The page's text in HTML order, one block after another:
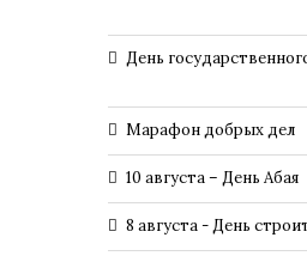
День
Марафон добрых дел
10 августа – День Абая
8 августа - День